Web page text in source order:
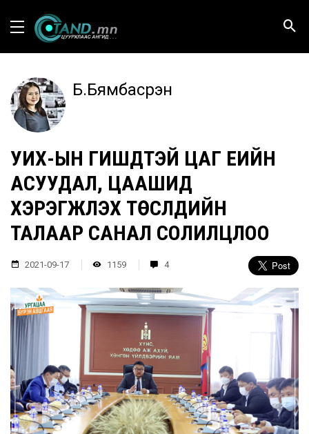
Б.Бямбасүрэн
УИХ-ЫН ГИШҮҮДТЭЙ ЦАГ ҮЕИЙН
АСУУДАЛ, ЦААШИД
ХЭРЭГЖҮҮЛЭХ ТӨСЛҮҮДИЙН
ТАЛААР САНАЛ СОЛИЛЦЛОО
2021-09-17 1159 4